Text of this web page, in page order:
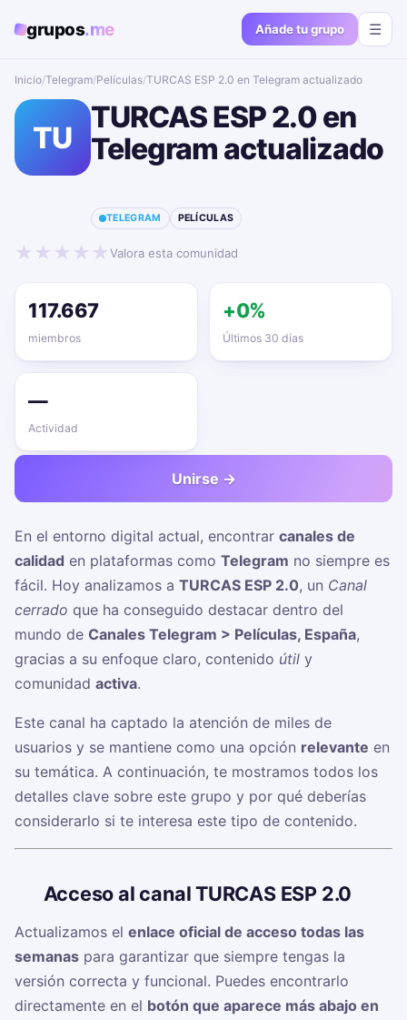
grupos.me Añade tu grupo ☰
Inicio/Telegram/Películas/TURCAS ESP 2.0 en Telegram actualizado📱🔥
TU
TURCAS ESP 2.0 en
Telegram actualizado
TELEGRAM PELÍCULAS
★ ★ ★ ★ ★Valora esta comunidad
117.667
miembros
+0%
Últimos 30 días
—
Actividad
Unirse →
En el entorno digital actual, encontrar canales de
calidad en plataformas como Telegram no siempre es
fácil. Hoy analizamos a TURCAS ESP 2.0, un Canal
cerrado que ha conseguido destacar dentro del
mundo de Canales Telegram > Películas, España,
gracias a su enfoque claro, contenido útil y
comunidad activa.
Este canal ha captado la atención de miles de
usuarios y se mantiene como una opción relevante en
su temática. A continuación, te mostramos todos los
detalles clave sobre este grupo y por qué deberías
considerarlo si te interesa este tipo de contenido.
Acceso al canal TURCAS ESP 2.0
Actualizamos el enlace oficial de acceso todas las
semanas para garantizar que siempre tengas la
versión correcta y funcional. Puedes encontrarlo
directamente en el botón que aparece más abajo en